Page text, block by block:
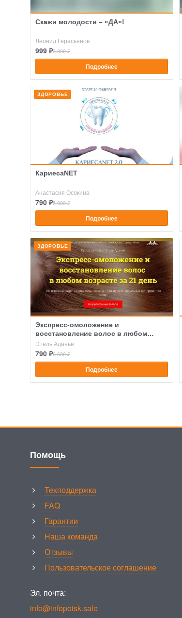
Скажи молодости – «ДА»!
Леонид Герасьянов
999 ₽3 300 ₽
Подробнее
ЗДОРОВЬЕ
КариесаNET
Анастасия Осокина
790 ₽5 000 ₽
Подробнее
ЗДОРОВЬЕ
Экспресс-омоложение и
восстановление волос в любом
возрасте за 21 день
Этель Аданье
790 ₽6 600 ₽
Подробнее
Помощь
Техподдержка
FAQ
Гарантии
Наша команда
Отзывы
Пользовательское соглашение
Эл. почта:
info@infopoisk.sale